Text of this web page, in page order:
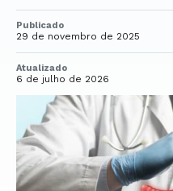
Publicado
29 de novembro de 2025
Atualizado
6 de julho de 2026